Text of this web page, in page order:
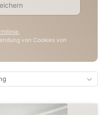
,
von Cookies von